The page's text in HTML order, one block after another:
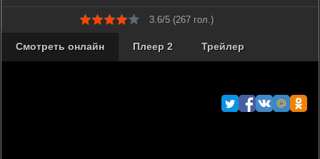
3.6/5 (267гол.)
Смотреть онлайн Плеер 2 Трейлер